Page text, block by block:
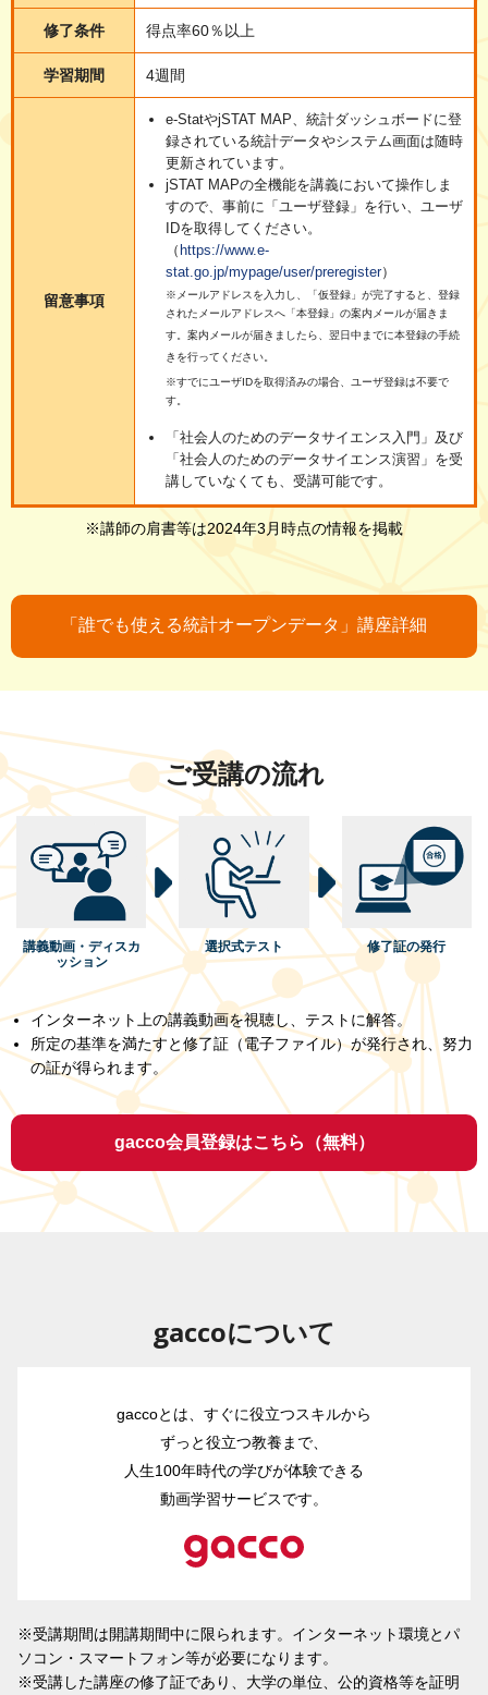
修了条件 得点率60％以上
学習期間 4週間
留意事項
e-StatやjSTAT MAP、統計ダッシュボードに登
録されている統計データやシステム画面は随時
更新されています。
jSTAT MAPの全機能を講義において操作しま
すので、事前に「ユーザ登録」を行い、ユーザ
IDを取得してください。
（ https://www.e-
stat.go.jp/mypage/user/preregister）
※メールアドレスを入力し、「仮登録」が完了すると、登録
されたメールアドレスへ「本登録」の案内メールが届きま
す。案内メールが届きましたら、翌日中までに本登録の手続
きを行ってください。
※すでにユーザIDを取得済みの場合、ユーザ登録は不要で
す。
「社会人のためのデータサイエンス入門」及び
「社会人のためのデータサイエンス演習」を受
講していなくても、受講可能です。
※講師の肩書等は2024年3月時点の情報を掲載
「誰でも使える統計オープンデータ」講座詳細
ご受講の流れ
講義動画・ディスカ
ッション
選択式テスト 修了証の発行
インターネット上の講義動画を視聴し、テストに解答。
所定の基準を満たすと修了証（電子ファイル）が発行され、努力
の証が得られます。
gacco会員登録はこちら（無料）
gaccoについて
gaccoとは、すぐに役立つスキルから
ずっと役立つ教養まで、
人生100年時代の学びが体験できる
動画学習サービスです。
※受講期間は開講期間中に限られます。インターネット環境とパ
ソコン・スマートフォン等が必要になります。
※受講した講座の修了証であり、大学の単位、公的資格等を証明